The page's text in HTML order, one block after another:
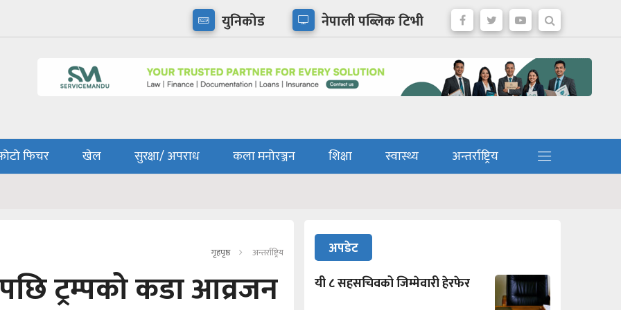
युनिकोड नेपाली पब्लिक टिभी
फिचर खेल सुरक्षा/ अपराध कला मनोरञ्जन शिक्षा स्वास्थ्य
अन्तर्राष्ट्रिय
गृहपृष्ठ अन्तर्राष्ट्रिय
ट्रम्पको कडा आव्रजन
अपडेट
यी ८ सहसचिवको जिम्मेवारी हेरफेर